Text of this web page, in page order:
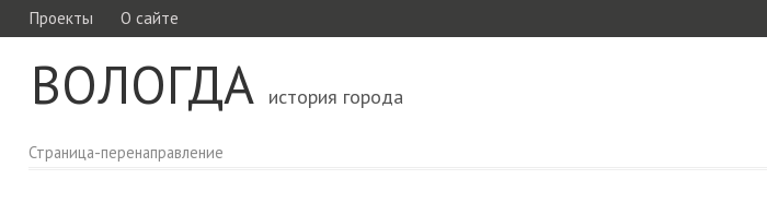
Проекты О сайте
ВОЛОГДА история города
Страница-перенаправление